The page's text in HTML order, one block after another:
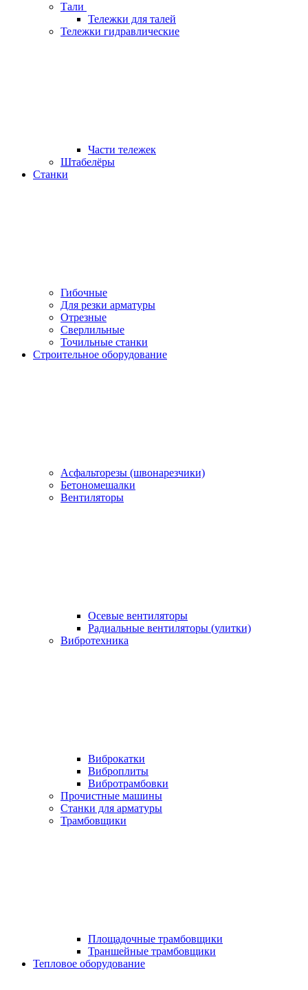
Тали
Тележки для талей
Тележки гидравлические
Части тележек
Штабелёры
Станки
Гибочные
Для резки арматуры
Отрезные
Сверлильные
Точильные станки
Строительное оборудование
Асфальторезы (швонарезчики)
Бетономешалки
Вентиляторы
Осевые вентиляторы
Радиальные вентиляторы (улитки)
Вибротехника
Виброкатки
Виброплиты
Вибротрамбовки
Прочистные машины
Станки для арматуры
Трамбовщики
Площадочные трамбовщики
Траншейные трамбовщики
Тепловое оборудование